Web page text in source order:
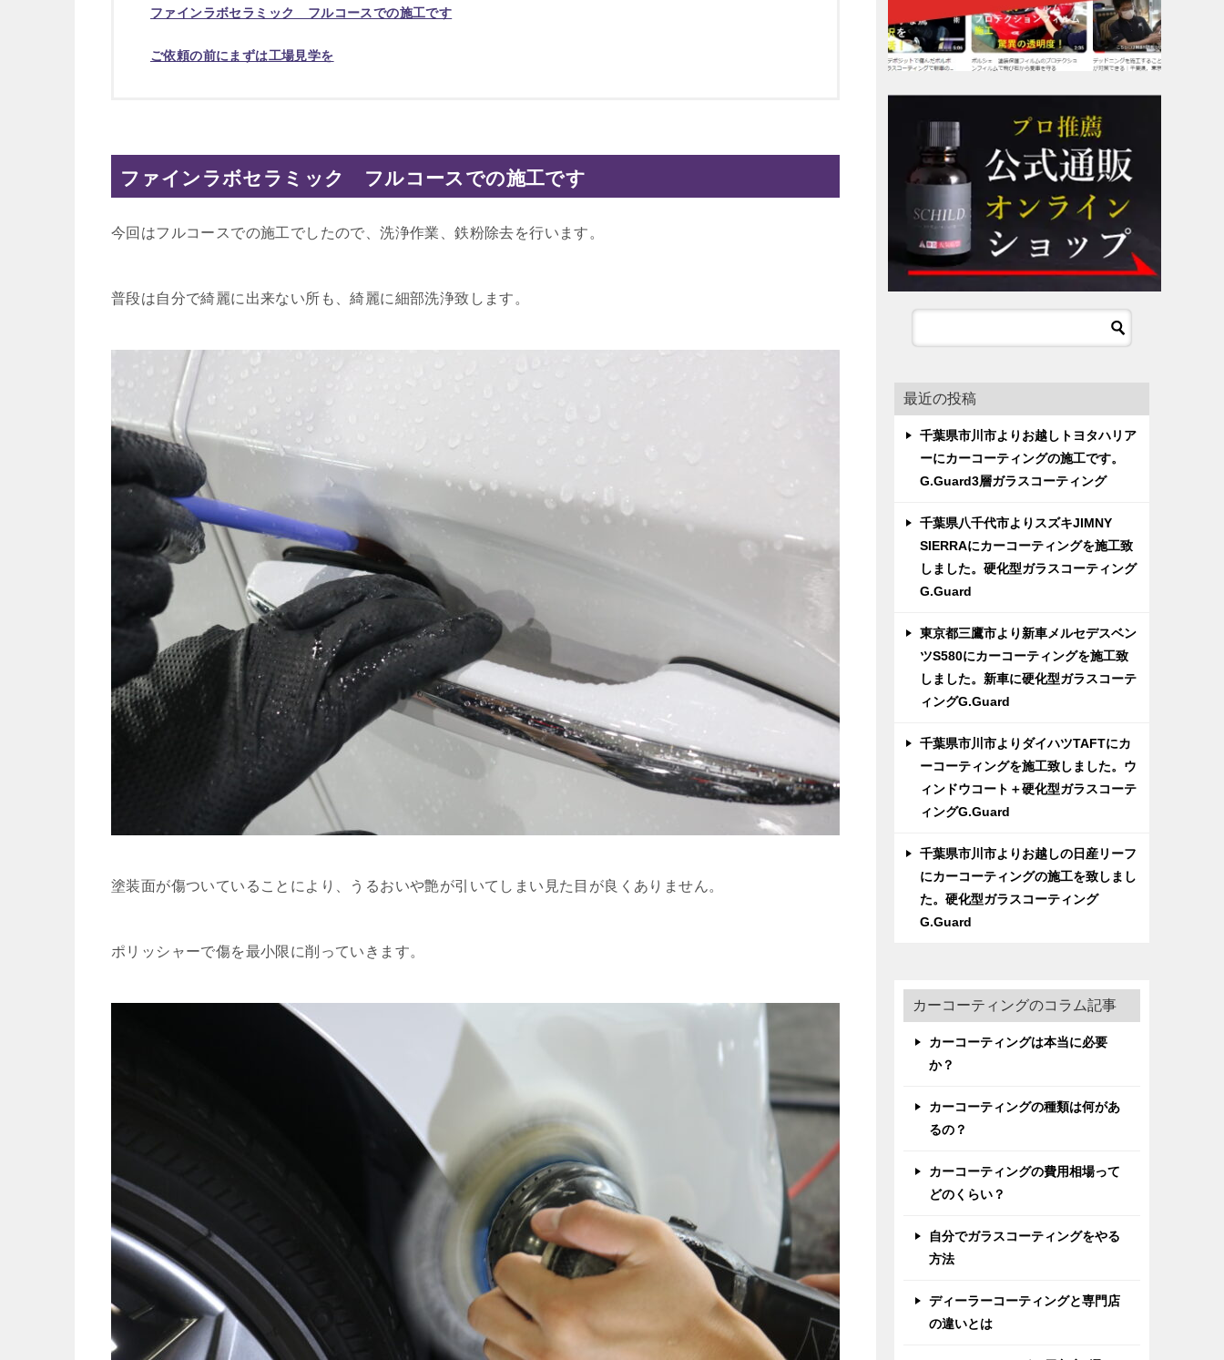
ファインラボセラミック フルコースでの施工です
ご依頼の前にまずは工場見学を
ファインラボセラミック フルコースでの施工です
今回はフルコースでの施工でしたので、洗浄作業、鉄粉除去を行います。
普段は自分で綺麗に出来ない所も、綺麗に細部洗浄致します。
塗装面が傷ついていることにより、うるおいや艶が引いてしまい見た目が良くありません。
ポリッシャーで傷を最小限に削っていきます。
最近の投稿
千葉県市川市よりお越しトヨタハリア
ーにカーコーティングの施工です。
G.Guard3層ガラスコーティング
千葉県八千代市よりスズキJIMNY
SIERRAにカーコーティングを施工致
しました。硬化型ガラスコーティング
G.Guard
東京都三鷹市より新車メルセデスベン
ツS580にカーコーティングを施工致
しました。新車に硬化型ガラスコーテ
ィングG.Guard
千葉県市川市よりダイハツTAFTにカ
ーコーティングを施工致しました。ウ
ィンドウコート＋硬化型ガラスコーテ
ィングG.Guard
千葉県市川市よりお越しの日産リーフ
にカーコーティングの施工を致しまし
た。硬化型ガラスコーティング
G.Guard
カーコーティングのコラム記事
カーコーティングは本当に必要
か？
カーコーティングの種類は何があ
るの？
カーコーティングの費用相場って
どのくらい？
自分でガラスコーティングをやる
方法
ディーラーコーティングと専門店
の違いとは